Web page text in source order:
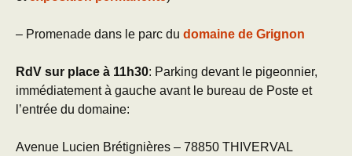
– Promenade dans le parc du domaine de Grignon
RdV sur place à 11h30: Parking devant le pigeonnier,
immédiatement à gauche avant le bureau de Poste et
l’entrée du domaine:
Avenue Lucien Brétignières – 78850 THIVERVAL